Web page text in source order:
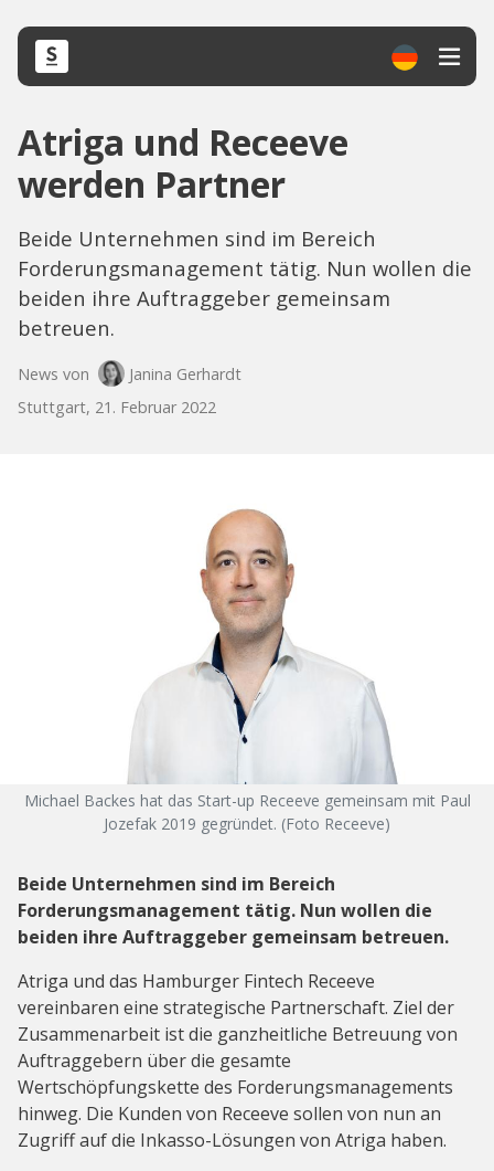
Atriga und Receeve
werden Partner
Beide Unternehmen sind im Bereich
Forderungsmanagement tätig. Nun wollen die
beiden ihre Auftraggeber gemeinsam
betreuen.
News von
Janina Gerhardt
Stuttgart, 21. Februar 2022
Michael Backes hat das Start-up Receeve gemeinsam mit Paul
Jozefak 2019 gegründet. (Foto Receeve)
Beide Unternehmen sind im Bereich
Forderungsmanagement tätig. Nun wollen die
beiden ihre Auftraggeber gemeinsam betreuen.
Atriga und das Hamburger Fintech Receeve
vereinbaren eine strategische Partnerschaft. Ziel der
Zusammenarbeit ist die ganzheitliche Betreuung von
Auftraggebern über die gesamte
Wertschöpfungskette des Forderungsmanagements
hinweg. Die Kunden von Receeve sollen von nun an
Zugriff auf die Inkasso-Lösungen von Atriga haben.